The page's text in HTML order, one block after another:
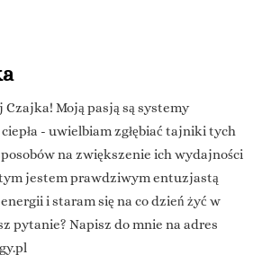
Czajka! Moją pasją są systemy
- uwielbiam zgłębiać tajniki tych
na zwiększenie ich wydajności
jestem prawdziwym entuzjastą
i staram się na co dzień żyć w
pytanie? Napisz do mnie na adres